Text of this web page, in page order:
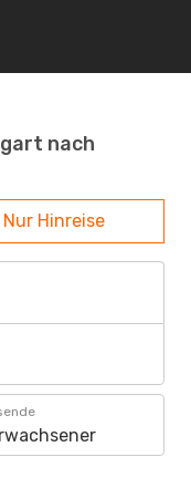
nach
Nur Hinreise